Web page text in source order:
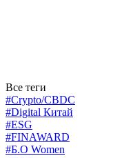
Все теги
#Crypto/CBDC
#Digital Китай
#ESG
#FINAWARD
#Б.О Women